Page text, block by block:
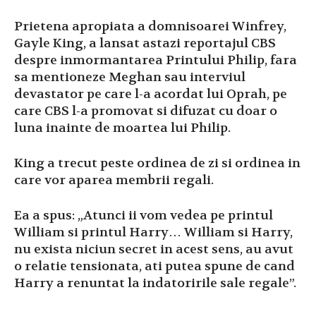
Prietena apropiata a domnisoarei Winfrey,
Gayle King, a lansat astazi reportajul CBS
despre inmormantarea Printului Philip, fara
sa mentioneze Meghan sau interviul
devastator pe care l-a acordat lui Oprah, pe
care CBS l-a promovat si difuzat cu doar o
luna inainte de moartea lui Philip.
King a trecut peste ordinea de zi si ordinea in
care vor aparea membrii regali.
Ea a spus: „Atunci ii vom vedea pe printul
William si printul Harry… William si Harry,
nu exista niciun secret in acest sens, au avut
o relatie tensionata, ati putea spune de cand
Harry a renuntat la indatoririle sale regale”.